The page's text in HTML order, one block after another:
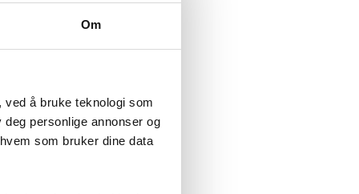
Om
ved å bruke teknologi som
personlige annonser og
som bruker dine data